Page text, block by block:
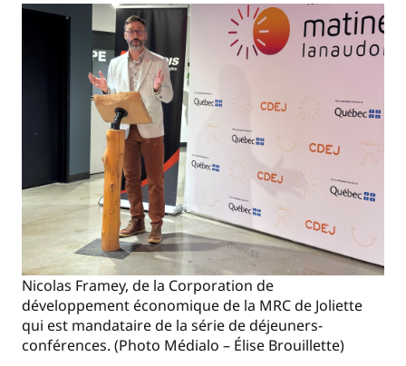
Nicolas Framey, de la Corporation de
développement économique de la MRC de Joliette
qui est mandataire de la série de déjeuners-
conférences. (Photo Médialo – Élise Brouillette)